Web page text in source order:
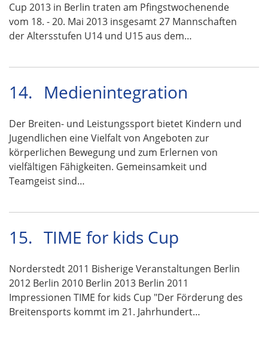
Cup 2013 in Berlin traten am Pfingstwochenende
vom 18. - 20. Mai 2013 insgesamt 27 Mannschaften
der Altersstufen U14 und U15 aus dem…
14. Medienintegration
Der Breiten- und Leistungssport bietet Kindern und
Jugendlichen eine Vielfalt von Angeboten zur
körperlichen Bewegung und zum Erlernen von
vielfältigen Fähigkeiten. Gemeinsamkeit und
Teamgeist sind…
15. TIME for kids Cup
Norderstedt 2011 Bisherige Veranstaltungen Berlin
2012 Berlin 2010 Berlin 2013 Berlin 2011
Impressionen TIME for kids Cup "Der Förderung des
Breitensports kommt im 21. Jahrhundert…